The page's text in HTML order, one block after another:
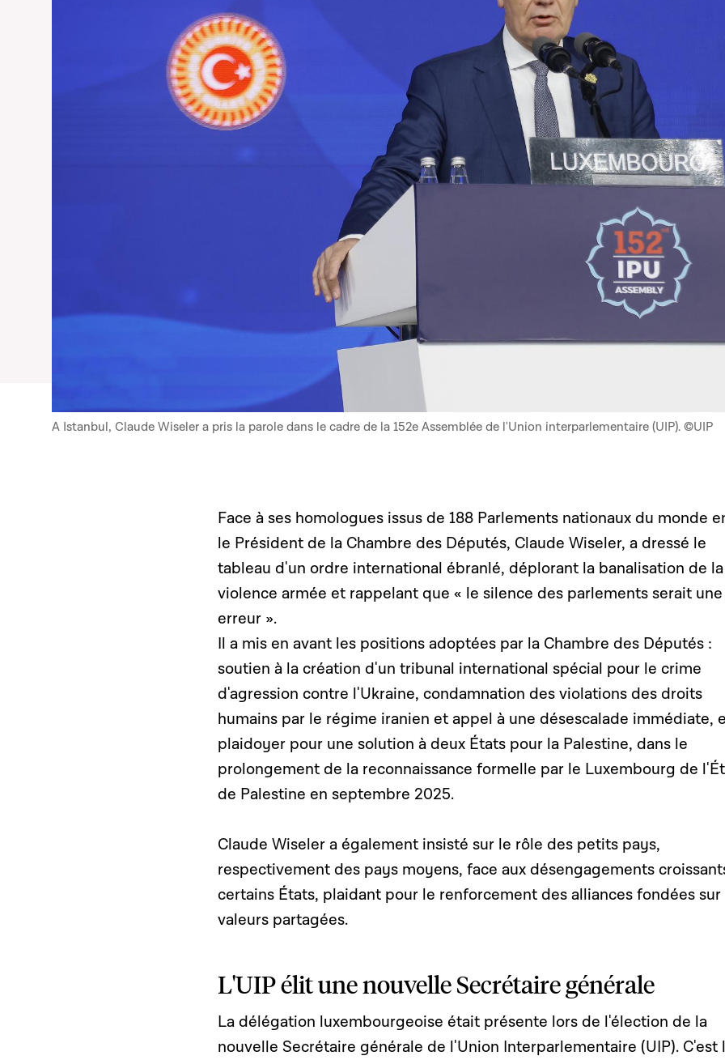
A Istanbul, Claude Wiseler a pris la parole dans le cadre de la 152e Assemblée de l'Union interparlementaire (UIP). ©UIP
Face à ses homologues issus de 188 Parlements nationaux du monde
le Président de la Chambre des Députés, Claude Wiseler, a dressé le
tableau d'un ordre international ébranlé, déplorant la banalisation de la
violence armée et rappelant que « le silence des parlements serait une
erreur ».
Il a mis en avant les positions adoptées par la Chambre des Députés :
soutien à la création d'un tribunal international spécial pour le crime
d'agression contre l'Ukraine, condamnation des violations des droits
humains par le régime iranien et appel à une désescalade immédiate,
plaidoyer pour une solution à deux États pour la Palestine, dans le
prolongement de la reconnaissance formelle par le Luxembourg de
de Palestine en septembre 2025.
Claude Wiseler a également insisté sur le rôle des petits pays,
respectivement des pays moyens, face aux désengagements
certains États, plaidant pour le renforcement des alliances fondées sur
valeurs partagées.
L'UIP élit une nouvelle Secrétaire générale
La délégation luxembourgeoise était présente lors de l'élection de la
nouvelle Secrétaire générale de l'Union Interparlementaire (UIP). C'est